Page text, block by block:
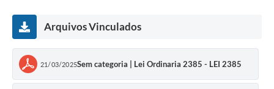
Arquivos Vinculados
21/03/2025Sem categoria | Lei Ordinaria 2385 - LEI 2385